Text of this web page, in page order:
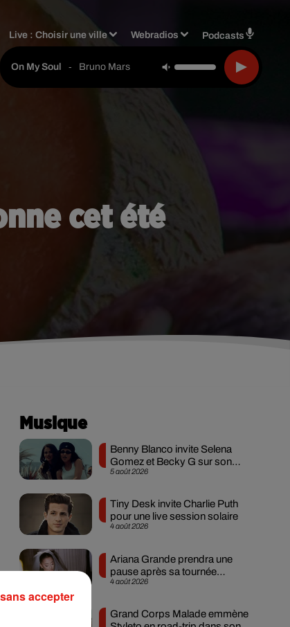
Live :Choisir une ville Webradios Podcasts
On My Soul - Bruno Mars
cet été
Musique
5 août 2026
Benny Blanco invite Selena
Gomez et Becky G sur son
nouveau single
4 août 2026
Tiny Desk invite Charlie Puth
pour une live session solaire
4 août 2026
Ariana Grande prendra une
pause après sa tournée
mondiale
Grand Corps Malade emmène
accepter